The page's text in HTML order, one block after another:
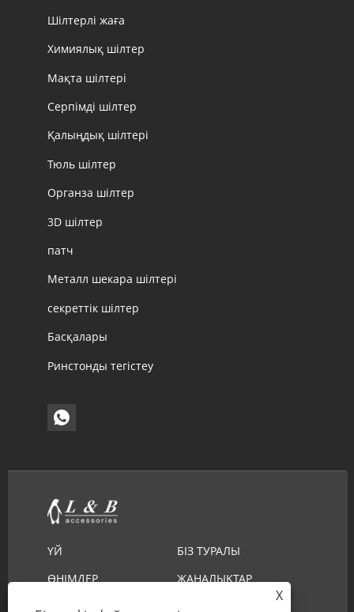
Шілтерлі жаға
Химиялық шілтер
Мақта шілтері
Серпімді шілтер
Қалыңдық шілтері
Тюль шілтер
Органза шілтер
3D шілтер
патч
Металл шекара шілтері
секреттік шілтер
Басқалары
Ринстонды тегістеу
ҮЙ
БІЗ ТУРАЛЫ
ӨНІМДЕР
ЖАҢАЛЫҚТАР
ЖҮКТЕП АЛУ
X